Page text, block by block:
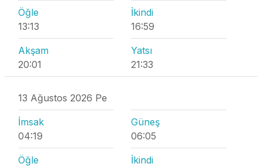
Öğle
13:13
İkindi
16:59
Akşam
20:01
Yatsı
21:33
13 Ağustos 2026 Pe
İmsak
04:19
Güneş
06:05
Öğle
İkindi